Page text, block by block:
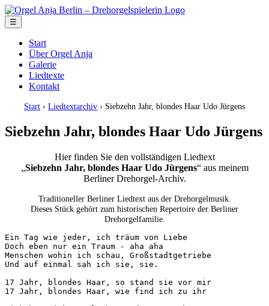
☰
Start
Über Orgel Anja
Galerie
Liedtexte
Kontakt
Start › Liedtextarchiv › Siebzehn Jahr, blondes Haar Udo Jürgens
Siebzehn Jahr, blondes Haar Udo Jürgens
Hier finden Sie den vollständigen Liedtext
„Siebzehn Jahr, blondes Haar Udo Jürgens“ aus meinem
Berliner Drehorgel-Archiv.
Traditioneller Berliner Liedtext aus der Drehorgelmusik.
Dieses Stück gehört zum historischen Repertoire der Berliner
Drehorgelfamilie.
Ein Tag wie jeder, ich träum von Liebe
Doch eben nur ein Traum - aha aha
Menschen wohin ich schau, Großstadtgetriebe
Und auf einmal sah ich sie, sie.
17 Jahr, blondes Haar, so stand sie vor mir
17 Jahr, blondes Haar, wie find ich zu ihr